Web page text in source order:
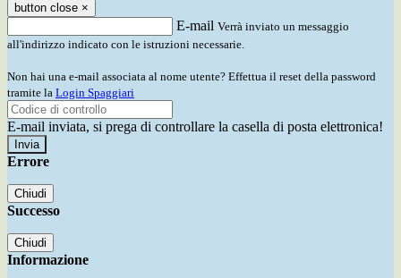
button close ×
E-mail Verrà inviato un messaggio
all'indirizzo indicato con le istruzioni necessarie.
Non hai una e-mail associata al nome utente? Effettua il reset della password
tramite la Login Spaggiari
E-mail inviata, si prega di controllare la casella di posta elettronica!
Errore
Chiudi
Successo
Chiudi
Informazione